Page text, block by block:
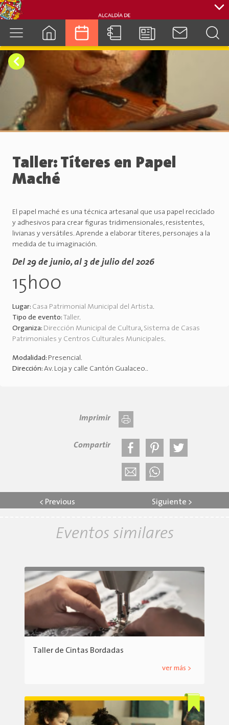
cuenca.gob.ec
Taller: Títeres en Papel
Maché
El papel maché es una técnica artesanal que usa papel reciclado
y adhesivos para crear figuras tridimensionales, resistentes,
livianas y versátiles. Aprende a elaborar títeres, personajes a la
medida de tu imaginación.
Del 29 de junio, al 3 de julio del 2026
15h00
Lugar: Casa Patrimonial Municipal del Artista.
Tipo de evento: Taller.
Organiza: Dirección Municipal de Cultura, Sistema de Casas
Patrimoniales y Centros Culturales Municipales.
Modalidad: Presencial.
Dirección: Av. Loja y calle Cantón Gualaceo..
Imprimir
Compartir
< Previous Siguiente >
Eventos similares
Taller de Cintas Bordadas
ver más >